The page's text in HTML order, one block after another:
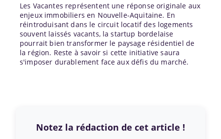
Les Vacantes représentent une réponse originale aux
enjeux immobiliers en Nouvelle-Aquitaine. En
réintroduisant dans le circuit locatif des logements
souvent laissés vacants, la startup bordelaise
pourrait bien transformer le paysage résidentiel de
la région. Reste à savoir si cette initiative saura
s'imposer durablement face aux défis du marché.
Notez la rédaction de cet article !